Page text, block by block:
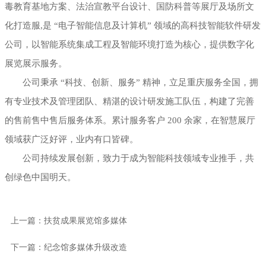
毒教育基地方案、法治宣教平台设计、国防科普等展厅及场所文
化打造服,是 “电子智能信息及计算机” 领域的高科技智能软件研发
公司，以智能系统集成工程及智能环境打造为核心，提供数字化
展览展示服务。
公司秉承 “科技、创新、服务” 精神，立足重庆服务全国，拥
有专业技术及管理团队、精湛的设计研发施工队伍，构建了完善
的售前售中售后服务体系。累计服务客户 200 余家，在智慧展厅
领域获广泛好评，业内有口皆碑。
公司持续发展创新，致力于成为智能科技领域专业推手，共
创绿色中国明天。
上一篇：扶贫成果展览馆多媒体
下一篇：纪念馆多媒体升级改造